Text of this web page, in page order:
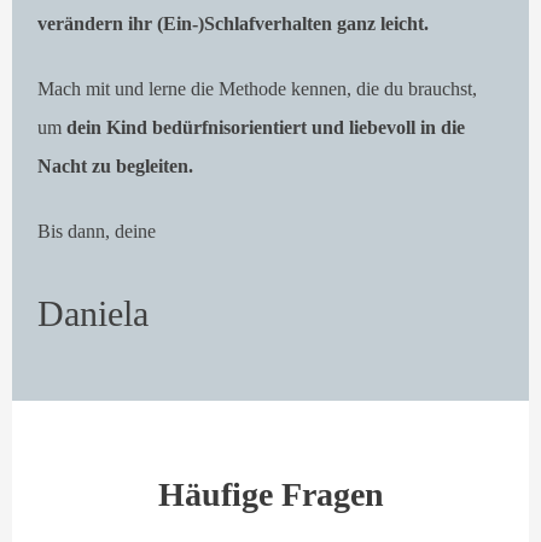
verändern ihr (Ein-)Schlafverhalten ganz leicht.
Mach mit und lerne die Methode kennen, die du brauchst,
um dein Kind bedürfnisorientiert und liebevoll in die
Nacht zu begleiten.
Bis dann, deine
Daniela
Häufige Fragen